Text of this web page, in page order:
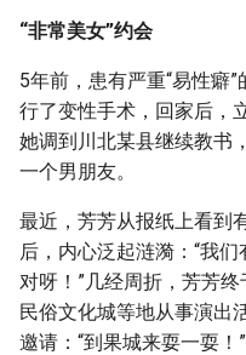
“非常美女”约会
5年前，患有严重“易性癖
行了变性手术，回家后，
她调到川北某县继续教书
一个男朋友。
最近，芳芳从报纸上看到
后，内心泛起涟漪：“我
对呀！”几经周折，芳芳
民俗文化城等地从事演出
邀请：“到果城来耍一耍！”